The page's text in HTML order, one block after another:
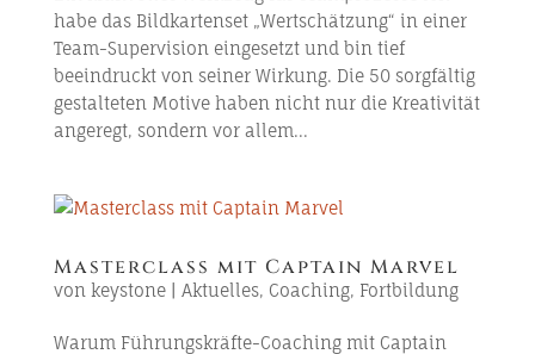
habe das Bildkartenset „Wertschätzung“ in einer
Team-Supervision eingesetzt und bin tief
beeindruckt von seiner Wirkung. Die 50 sorgfältig
gestalteten Motive haben nicht nur die Kreativität
angeregt, sondern vor allem...
Masterclass mit Captain Marvel
von keystone| Aktuelles, Coaching, Fortbildung
Warum Führungskräfte-Coaching mit Captain